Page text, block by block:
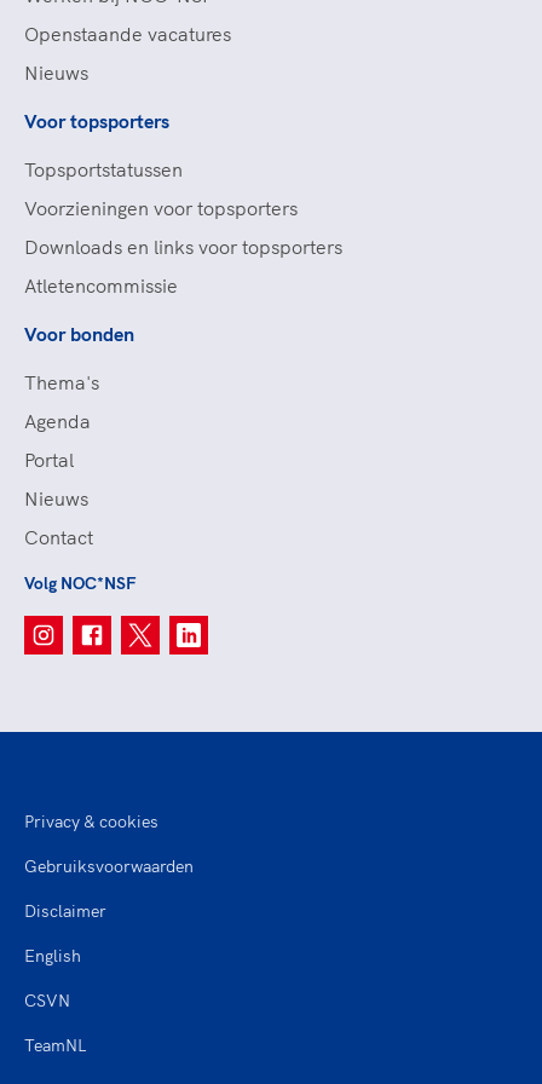
Openstaande vacatures
Nieuws
Voor topsporters
Topsportstatussen
Voorzieningen voor topsporters
Downloads en links voor topsporters
Atletencommissie
Voor bonden
Thema's
Agenda
Portal
Nieuws
Contact
Volg NOC*NSF
Privacy & cookies
Gebruiksvoorwaarden
Disclaimer
English
CSVN
TeamNL